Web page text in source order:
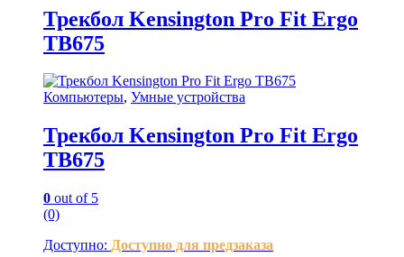
Трекбол Kensington Pro Fit Ergo
TB675
Компьютеры, Умные устройства
Трекбол Kensington Pro Fit Ergo
TB675
0 out of 5
(0)
Доступно: Доступно для предзаказа